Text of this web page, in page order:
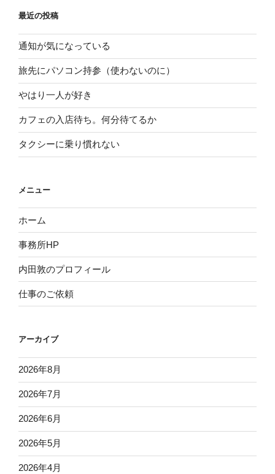
最近の投稿
通知が気になっている
旅先にパソコン持参（使わないのに）
やはり一人が好き
カフェの入店待ち。何分待てるか
タクシーに乗り慣れない
メニュー
ホーム
事務所HP
内田敦のプロフィール
仕事のご依頼
アーカイブ
2026年8月
2026年7月
2026年6月
2026年5月
2026年4月